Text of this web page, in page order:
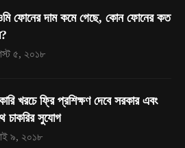
ফোনের দাম কমে গেছে, কোন ফোনের কত
৫, ২০১৮
খরচে ফ্রি প্রশিক্ষণ দেবে সরকার এবং
চাকরির সুযোগ
৯, ২০১৮